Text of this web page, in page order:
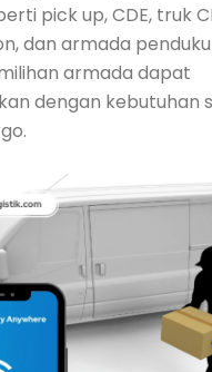
pick up, CDE, truk
dan armada
armada dapat
dengan kebutuhan